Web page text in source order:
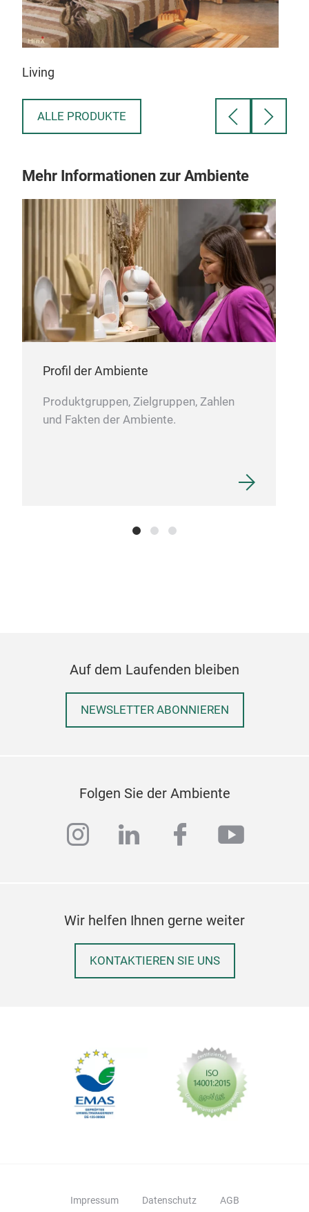
Living
ALLE PRODUKTE
Mehr Informationen zur Ambiente
Profil der Ambiente
Produktgruppen, Zielgruppen, Zahlen
und Fakten der Ambiente.
Auf dem Laufenden bleiben
NEWSLETTER ABONNIEREN
Folgen Sie der Ambiente
instagram
linkedinfacebook
Wir helfen Ihnen gerne weiter
KONTAKTIEREN SIE UNS
Impressum Datenschutz AGB